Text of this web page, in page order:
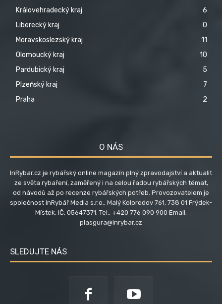
Královehradecký kraj
6
Liberecký kraj
0
Moravskoslezský kraj
11
Olomoucký kraj
10
Pardubický kraj
5
Plzeňský kraj
7
Praha
2
O NÁS
InRybar.cz je rybářský online magazín plný zpravodajství a aktualit
ze světa rybaření, zaměřený i na celou řadou rybářských témat,
od návodů až po recenze rybářských potřeb. Provozovatelem je
společnost InRybář Media s.r.o., Malý Koloredov 761, 738 01 Frýdek-
Místek, IČ: 05647371; Tel.: +420 776 090 900 Email:
plasgura@inrybar.cz
SLEDUJTE NÁS